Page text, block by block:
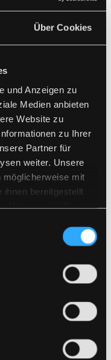
Über Cookies
und Anzeigen zu
Medien anbieten
Website zu
zu Ihrer
Partner für
weiter. Unsere
möglicherweise mit
ihnen bereitgestellt
15.00 Uhr
und Samstag
einer